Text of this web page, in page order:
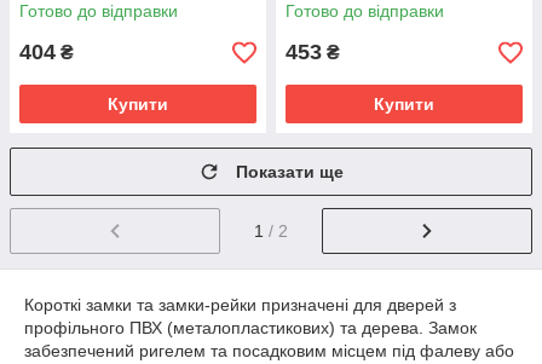
Готово до відправки
404 ₴
Купити
Готово до відправки
453 ₴
Купити
Показати ще
1 / 2
Короткі замки та замки-рейки призначені для дверей з
профільного ПВХ (металопластикових) та дерева. Замок
забезпечений ригелем та посадковим місцем під фалеву або